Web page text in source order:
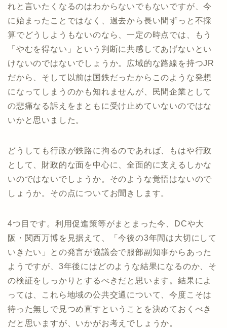
れと言いたくなるのはわからないでもないですが、今
に始まったことではなく、過去から長い間ずっと不採
算でどうしようもないのなら、一定の時点では、もう
「やむを得ない」という判断に共感してあげないとい
けないのではないでしょうか。広域的な路線を持つJR
だから、そして以前は国鉄だったからこのような発想
になってしまうのかも知れませんが、民間企業として
の悲痛なる訴えをまともに受け止めていないのではな
いかと思いました。
どうしても行政が鉄路に拘るのであれば、もはや行政
として、財政的な面を中心に、全面的に支えるしかな
いのではないでしょうか。そのような覚悟はないので
しょうか。その点についてお聞きします。
4つ目です。利用促進策等がまとまった今、DCや大
阪・関西万博を見据えて、「今後の3年間は大切にして
いきたい」との発言が協議会で服部副知事からあった
ようですが、3年後にはどのような結果になるのか、そ
の検証をしっかりとするべきだと思います。結果によ
っては、これら地域の公共交通について、今度こそは
待った無しで見つめ直すということを決めておくべき
だと思いますが、いかがお考えでしょうか。